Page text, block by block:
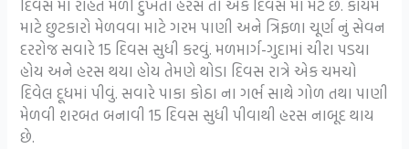
દિવસ માં રાહત મળી દુખતા હરસ તો એક દિવસ માં મટે છે. કાયમ
માટે છુટકારો મેળવવા માટે ગરમ પાણી અને ત્રિફળા ચૂર્ણ નું સેવન
દરરોજ સવારે 15 દિવસ સુધી કરવું. મળમાર્ગ-ગુદામાં ચીરા પડયા
હોય અને હરસ થયા હોય તેમણે થોડા દિવસ રાત્રે એક ચમચો
દિવેલ દૂધમાં પીવું. સવારે પાકા કોઠા ના ગર્ભ સાથે ગોળ તથા પાણી
મેળવી શરબત બનાવી 15 દિવસ સુધી પીવાથી હરસ નાબૂદ થાય
છે.